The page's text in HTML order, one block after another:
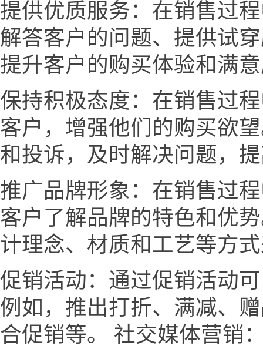
提供优质服务：在销售过
解答客户的问题、提供试
提升客户的购买体验和满
保持积极态度：在销售过
客户，增强他们的购买欲
和投诉，及时解决问题，
推广品牌形象：在销售过
客户了解品牌的特色和优
计理念、材质和工艺等方
促销活动：通过促销活动
例如，推出打折、满减、
合促销等。 社交媒体营销